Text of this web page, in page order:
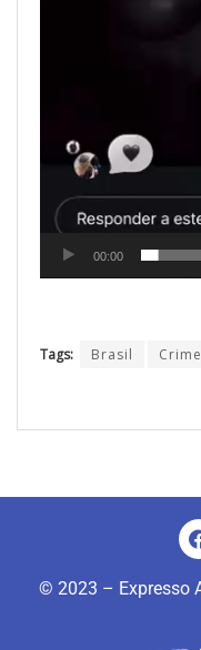
00:00
Tags: Brasil Crime
© 2023 – Expresso